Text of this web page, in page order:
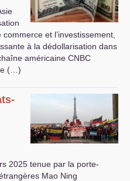
et l’investissement,
à la dédollarisation dans
américaine CNBC
(…)
2025 tenue par la porte-
Mao Ning